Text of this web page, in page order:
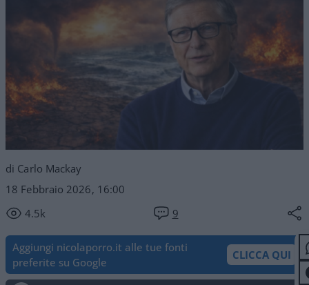
di Carlo Mackay
18 Febbraio 2026, 16:00
4.5k
9
Aggiungi nicolaporro.it alle tue fonti
preferite su Google
CLICCA QUI